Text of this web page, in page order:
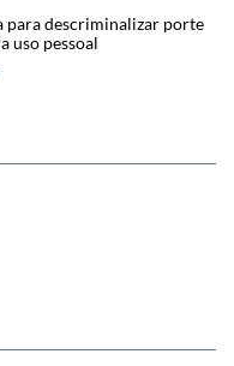
para descriminalizar porte
uso pessoal